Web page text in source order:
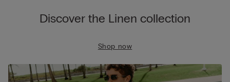
Discover the Linen collection
Shop now